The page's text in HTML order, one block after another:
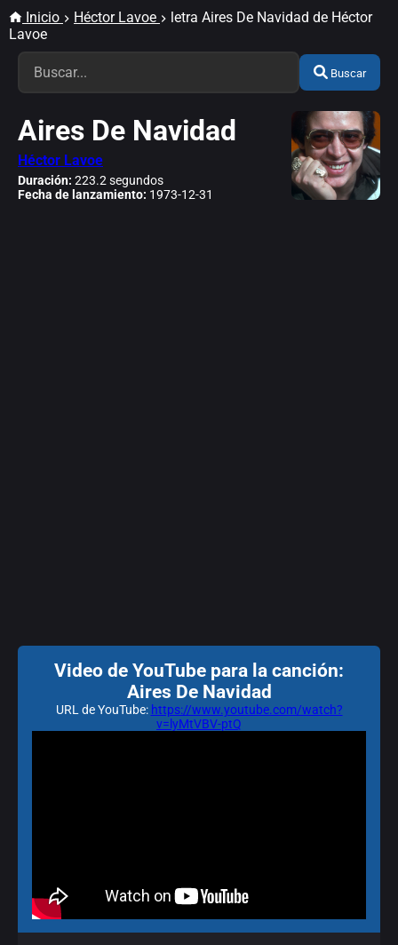
Inicio Héctor Lavoe
letra Aires De Navidad de Héctor
Lavoe
Buscar
Aires De Navidad
Héctor Lavoe
Duración: 223.2 segundos
Fecha de lanzamiento: 1973-12-31
Video de YouTube para la canción:
Aires De Navidad
URL de YouTube: https://www.youtube.com/watch?
v=lyMtVBV-ptQ